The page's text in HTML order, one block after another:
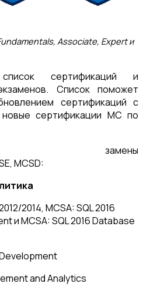
Associate, Expert и
сертификаций и
Список поможет
сертификаций с
сертификации MC по
замены
MCSD:
2014, MCSA: SQL 2016
и MCSA: SQL 2016 Database
Development
and Analytics